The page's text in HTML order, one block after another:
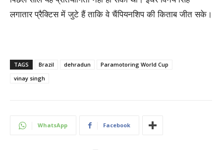
लगातार प्रैक्टिस में जुटे हैं ताकि वे चैंपियनशिप की किताब जीत सके।
TAGS Brazil dehradun
Paramotoring World Cup
vinay singh
WhatsApp Facebook